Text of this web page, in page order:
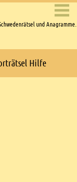
und Anagramme.
Hilfe